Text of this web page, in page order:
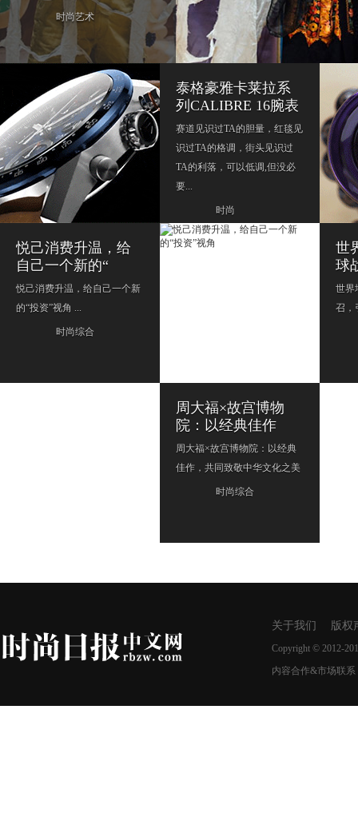
时尚艺术
泰格豪雅卡莱拉系
列CALIBRE 16腕表
赛道见识过TA的胆量，​红毯见
识过TA的格调，街头见识过
TA的利落，可以低调,但没必
要...
时尚
悦己消费升温，给
自己一个新的“
悦己消费升温，给自己一个新
的“投资”视角 ...
时尚综合
世
球
世界
召，
周大福×故宫博物
院：以经典佳作
周大福×故宫博物院：以经典
佳作，共同致敬中华文化之美
时尚综合
关于我们 版权
Copyright © 2012-
内容合作&市场联